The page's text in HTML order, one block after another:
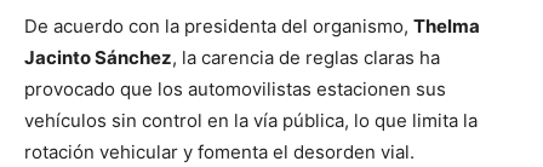
De acuerdo con la presidenta del organismo, Thelma
Jacinto Sánchez, la carencia de reglas claras ha
provocado que los automovilistas estacionen sus
vehículos sin control en la vía pública, lo que limita la
rotación vehicular y fomenta el desorden vial.